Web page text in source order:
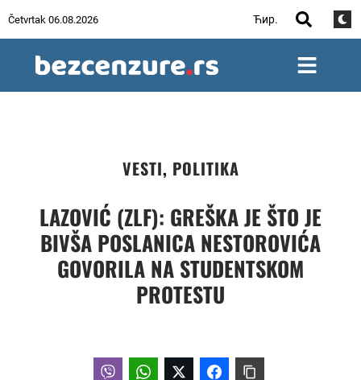
Četvrtak 06.08.2026 Ћир.
VESTI, POLITIKA
LAZOVIĆ (ZLF): GREŠKA JE ŠTO JE
BIVŠA POSLANICA NESTOROVIĆA
GOVORILA NA STUDENTSKOM
PROTESTU